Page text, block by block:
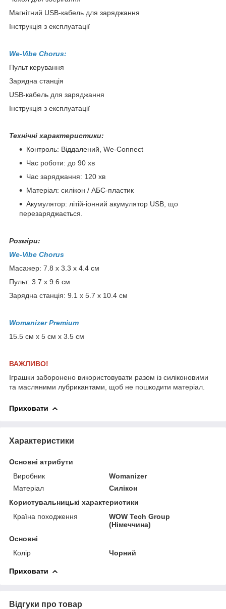
Магнітний USB-кабель для заряджання
Інструкція з експлуатації
We-Vibe Chorus:
Пульт керування
Зарядна станція
USB-кабель для заряджання
Інструкція з експлуатації
Технічні характеристики:
Контроль: Віддалений, We-Connect
Час роботи: до 90 хв
Час заряджання: 120 хв
Матеріал: силікон / АБС-пластик
Акумулятор: літій-іонний акумулятор USB, що
перезаряджається.
Розміри:
We-Vibe Chorus
Масажер: 7.8 x 3.3 x 4.4 см
Пульт: 3.7 x 9.6 см
Зарядна станція: 9.1 x 5.7 x 10.4 см
Womanizer Premium
15.5 см х 5 см х 3.5 см
ВАЖЛИВО!
Іграшки заборонено використовувати разом із силіконовими
та масляними лубрикантами, щоб не пошкодити матеріал.
Приховати
Характеристики
Основні атрибути
Виробник
Womanizer
Матеріал
Силікон
Користувальницькі характеристики
Країна походження
WOW Tech Group
(Німеччина)
Основні
Колір
Чорний
Приховати
Відгуки про товар